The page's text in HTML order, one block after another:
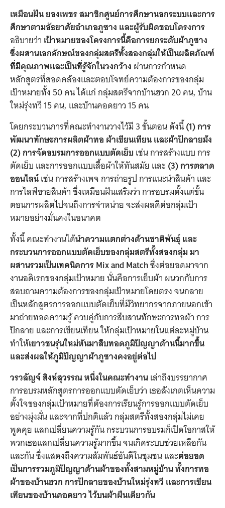
เหมือนฝัน ยองเพชร สมาชิกศูนย์การศึกษานอกระบบและการ
ศึกษาตามอัธยาศัยอำเภอภูซาง และผู้รับผิดชอบโครงการ
อธิบายว่า เป้าหมายของโครงการนี้คือการยกระดับผ้าภูซาง
ซึ่งผสานเอกลักษณ์ของกลุ่มสตรีทั้งสองกลุ่มให้เป็นผลิตภัณฑ์
ที่มีคุณภาพและเป็นที่รู้จักในวงกว้าง ผ่านการกำหนด
หลักสูตรที่สอดคล้องและตอบโจทย์ความต้องการของกลุ่ม
เป้าหมายทั้ง 50 คน ได้แก่ กลุ่มสตรีจากบ้านฮวก 20 คน, บ้าน
ใหม่รุ่งทวี 15 คน, และบ้านคอดยาว 15 คน
โดยกระบวนการที่คณะทำงานวางไว้มี 3 ขั้นตอน ดังนี้(1) การ
พัฒนาทักษะการผลิตผ้าทอ ผ้าเขียนเทียน และผ้าปักลายม้ง
(2) การจัดอบรมการออกแบบตัดเย็บ เช่น การสร้างแบบ การ
ตัดเย็บ และการออกแบบเสื้อผ้าให้ทันสมัย และ(3) การตลาด
ออนไลน์เช่น การสร้างเพจ การถ่ายรูป การแนะนำสินค้า และ
การไลฟ์ขายสินค้า ซึ่งเหมือนฝันเสริมว่า การอบรมตั้งแต่ขั้น
ตอนการผลิตไปจนถึงการจำหน่าย จะส่งผลดีต่อกลุ่มเป้า
หมายอย่างมั่นคงในอนาคต
ทั้งนี้ คณะทำงานได้นำความแตกต่างด้านชาติพันธุ์ และ
กระบวนการออกแบบตัดเย็บของกลุ่มสตรีทั้งสองกลุ่ม มา
ผสานรวมเป็นเทคนิคการ Mix and Matchซึ่งต่อยอดมาจาก
งานอดิเรกของกลุ่มเป้าหมาย นั่นคือการเย็บผ้า ผนวกกับการ
สอบถามความต้องการของกลุ่มเป้าหมายโดยตรง จนกลาย
เป็นหลักสูตรการออกแบบตัดเย็บที่มีวิทยากรจากภายนอกเข้า
มาถ่ายทอดความรู้ ควบคู่กับการสืบสานทักษะการทอผ้า การ
ปักลาย และการเขียนเทียน ให้กลุ่มเป้าหมายในแต่ละหมู่บ้าน
ทำให้เยาวชนรุ่นใหม่หันมาสืบทอดภูมิปัญญาด้านนี้มากขึ้น
และส่งผลให้ภูมิปัญญาผ้าภูซางคงอยู่ต่อไป
วรวลัญจ์ สิงห์สุวรรณหนึ่งในคณะทำงานเล่าถึงบรรยากาศ
การอบรมหลักสูตรการออกแบบตัดเย็บว่า เธอสังเกตเห็นความ
ตั้งใจของกลุ่มเป้าหมายที่ต้องการเรียนรู้การออกแบบตัดเย็บ
อย่างมุ่งมั่น และจากที่ปกติแล้ว กลุ่มสตรีทั้งสองกลุ่มไม่เคย
พูดคุย แลกเปลี่ยนความรู้กัน กระบวนการอบรมก็เปิดโอกาสให้
พวกเธอแลกเปลี่ยนความรู้มากขึ้น จนเกิดระบบช่วยเหลือกัน
และกัน ซึ่งแสดงถึงความสัมพันธ์อันดีในชุมชน และต่อยอด
เป็นการรวมภูมิปัญญาด้านผ้าของทั้งสามหมู่บ้าน ทั้งการทอ
ผ้าของบ้านฮวก การปักลายของบ้านใหม่รุ่งทวี และการเขียน
เทียนของบ้านคอดยาว ไว้บนผ้าผืนเดียวกัน